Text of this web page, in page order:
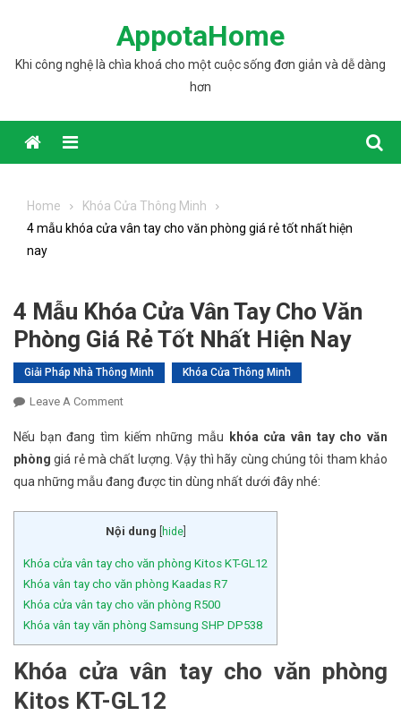
AppotaHome
Khi công nghệ là chìa khoá cho một cuộc sống đơn giản và dễ dàng
hơn
Home
Khóa Cửa Thông Minh
4 mẫu khóa cửa vân tay cho văn phòng giá rẻ tốt nhất hiện
nay
4 Mẫu Khóa Cửa Vân Tay Cho Văn
Phòng Giá Rẻ Tốt Nhất Hiện Nay
Giải Pháp Nhà Thông Minh Khóa Cửa Thông Minh
Leave A Comment
Nếu bạn đang tìm kiếm những mẫu
khóa cửa vân tay cho văn
phònggiá rẻ mà chất lượng. Vậy thì hãy cùng chúng tôi tham khảo
qua những mẫu đang được tin dùng nhất dưới đây nhé:
Nội dung hide]
Khóa cửa vân tay cho văn phòng Kitos KT-GL12
Khóa vân tay cho văn phòng Kaadas R7
Khóa cửa vân tay cho văn phòng R500
Khóa vân tay văn phòng Samsung SHP DP538
Khóa cửa vân tay cho văn phòng
Kitos KT-GL12